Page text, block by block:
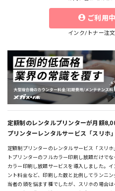
ご利用
インク/トナー注
定額制のレンタルプリンターが月額
プリンターレンタルサービス「スリホ」
定額制プリンターのレンタルサービス「スリ
トプリンターのフルカラー印刷し放題だけで
カラー印刷し放題サービスを導入しました。
ント料金など、印刷した数と比例してランニ
当者の頭を悩ます種でしたが、スリホの場合